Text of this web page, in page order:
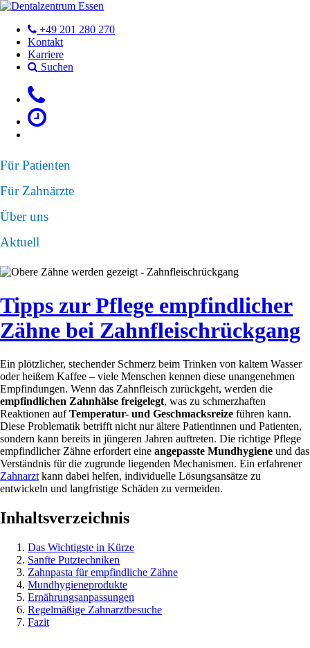
+49 201 280 270
Kontakt
Karriere
Suchen
Für Patienten
Für Zahnärzte
Über uns
Aktuell
Tipps zur Pflege empfindlicher
Zähne bei Zahnfleischrückgang
Ein plötzlicher, stechender Schmerz beim Trinken von kaltem Wasser
oder heißem Kaffee – viele Menschen kennen diese unangenehmen
Empfindungen. Wenn das Zahnfleisch zurückgeht, werden die
empfindlichen Zahnhälse freigelegt, was zu schmerzhaften
Reaktionen aufTemperatur- und Geschmacksreize führen kann.
Diese Problematik betrifft nicht nur ältere Patientinnen und Patienten,
sondern kann bereits in jüngeren Jahren auftreten. Die richtige Pflege
empfindlicher Zähne erfordert eine angepasste Mundhygiene und das
Verständnis für die zugrunde liegenden Mechanismen. Ein erfahrener
Zahnarzt kann dabei helfen, individuelle Lösungsansätze zu
entwickeln und langfristige Schäden zu vermeiden.
Inhaltsverzeichnis
Das Wichtigste in Kürze
Sanfte Putztechniken
Zahnpasta für empfindliche Zähne
Mundhygieneprodukte
Ernährungsanpassungen
Regelmäßige Zahnarztbesuche
Fazit